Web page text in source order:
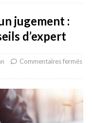
jugement :
d’expert
Commentaires fermés